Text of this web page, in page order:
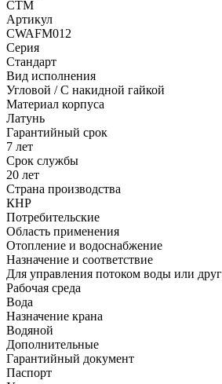
СТМ
Артикул
CWAFM012
Серия
Стандарт
Вид исполнения
Угловой / С накидной гайкой
Материал корпуса
Латунь
Гарантийный срок
7 лет
Срок службы
20 лет
Страна производства
КНР
Потребительские
Область применения
Отопление и водоснабжение
Назначение и соответствие
Для управления потоком воды или
Рабочая среда
Вода
Назначение крана
Водяной
Дополнительные
Гарантийный документ
Паспорт